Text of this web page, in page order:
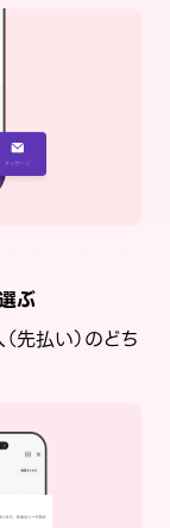
ぶ
先払い）のどち